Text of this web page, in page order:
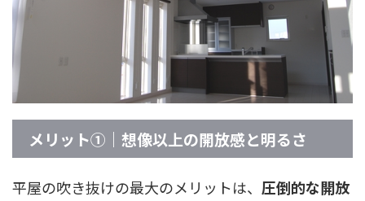
メリット①｜想像以上の開放感と明るさ
平屋の吹き抜けの最大のメリットは、 圧倒的な開放